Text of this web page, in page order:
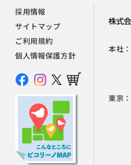
採用情報
サイトマップ
ご利用規約
個人情報保護方針
本社：
東京：